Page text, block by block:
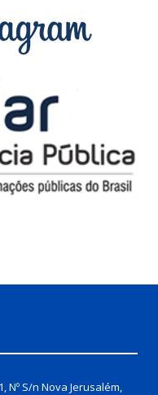
Nº S/n Nova Jerusalém,